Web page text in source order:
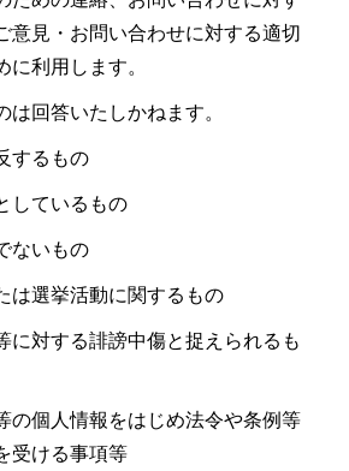
意見・お問い合わせに対する適切
に利用します。
は回答いたしかねます。
するもの
しているもの
ないもの
は選挙活動に関するもの
に対する誹謗中傷と捉えられるも
の個人情報をはじめ法令や条例等
受ける事項等